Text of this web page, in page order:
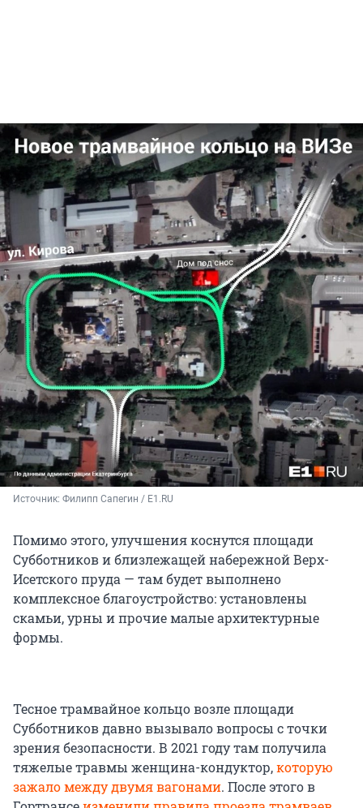
Источник: Филипп Сапегин / E1.RU
Помимо этого, улучшения коснутся площади
Субботников и близлежащей набережной Верх-
Исетского пруда — там будет выполнено
комплексное благоустройство: установлены
скамьи, урны и прочие малые архитектурные
формы.
Тесное трамвайное кольцо возле площади
Субботников давно вызывало вопросы с точки
зрения безопасности. В 2021 году там получила
тяжелые травмы женщина-кондуктор,которую
зажало между двумя вагонами. После этого в